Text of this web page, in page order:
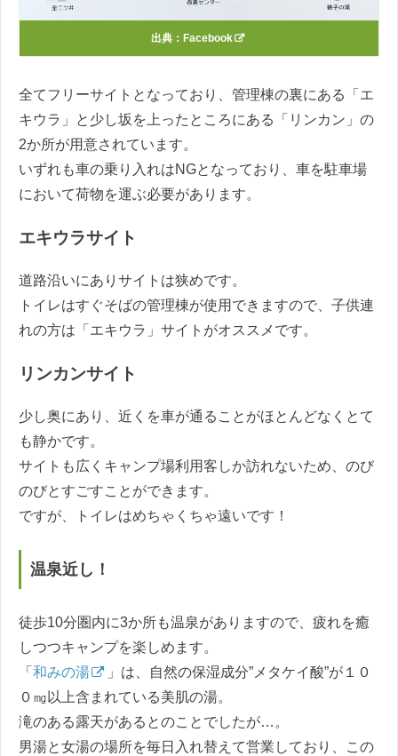
出典： Facebook
全てフリーサイトとなっており、管理棟の裏にある「エ
キウラ」と少し坂を上ったところにある「リンカン」の
2か所が用意されています。
いずれも車の乗り入れはNGとなっており、車を駐車場
において荷物を運ぶ必要があります。
エキウラサイト
道路沿いにありサイトは狭めです。
トイレはすぐそばの管理棟が使用できますので、子供連
れの方は「エキウラ」サイトがオススメです。
リンカンサイト
少し奥にあり、近くを車が通ることがほとんどなくとて
も静かです。
サイトも広くキャンプ場利用客しか訪れないため、のび
のびとすごすことができます。
ですが、トイレはめちゃくちゃ遠いです！
温泉近し！
徒歩10分圏内に3か所も温泉がありますので、疲れを癒
しつつキャンプを楽しめます。
「 和みの湯
」は、自然の保湿成分”メタケイ酸”が１０
０㎎以上含まれている美肌の湯。
滝のある露天があるとのことでしたが…。
男湯と女湯の場所を毎日入れ替えて営業しており、この